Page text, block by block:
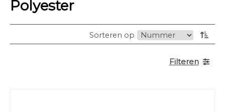
Polyester
Sorteren op
Filteren